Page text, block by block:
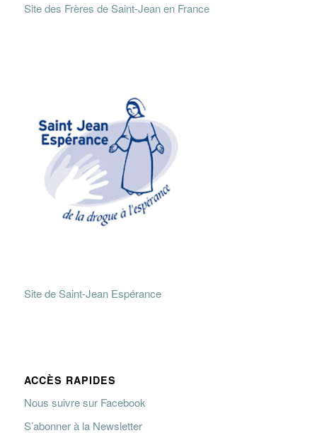
Site des Frères de Saint-Jean en France
Site de Saint-Jean Espérance
ACCÈS RAPIDES
Nous suivre sur Facebook
S’abonner à la Newsletter